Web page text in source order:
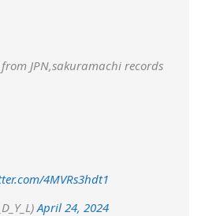
from JPN,sakuramachi records
4MVRs3hdt1
April 24, 2024